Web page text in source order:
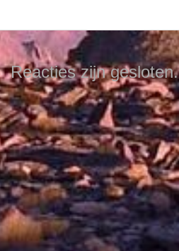
Reacties zijn gesloten.